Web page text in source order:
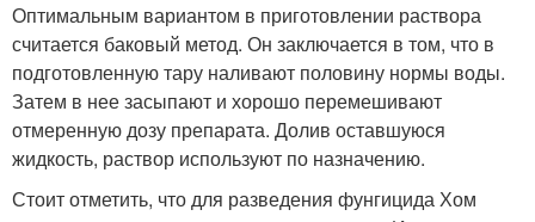
Оптимальным вариантом в приготовлении раствора
считается баковый метод. Он заключается в том, что в
подготовленную тару наливают половину нормы воды.
Затем в нее засыпают и хорошо перемешивают
отмеренную дозу препарата. Долив оставшуюся
жидкость, раствор используют по назначению.
Стоит отметить, что для разведения фунгицида Хом